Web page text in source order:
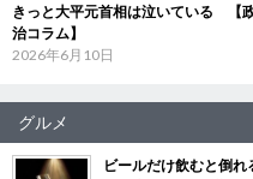
きっと大平元首相は泣いている 【
治コラム】
2026年6月10日
グルメ
ビールだけ飲むと倒